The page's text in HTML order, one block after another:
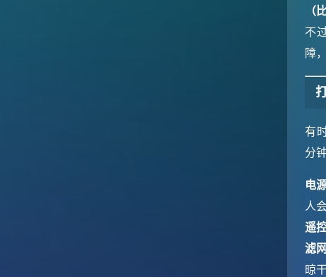
（
不
障
有
分
电
人
遥
滤
晾